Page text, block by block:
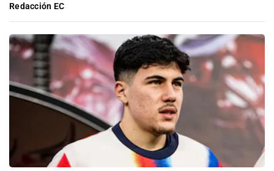
Redacción EC